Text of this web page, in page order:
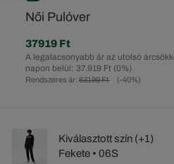
Női Pulóver
Rendszeres ár: 63199 Ft (-40%)
A legalacsonyabb ár az utolsó
napon belül: 37.919 Ft (0%)
37919 Ft
Kiválasztott szín (+1)
Fekete • 06S